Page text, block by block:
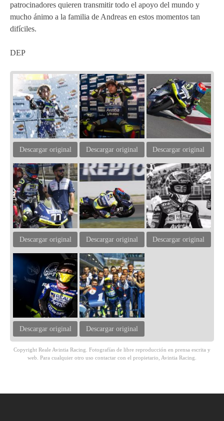
patrocinadores quieren transmitir todo el apoyo del mundo y
mucho ánimo a la familia de Andreas en estos momentos tan
difíciles.
DEP
Descargar original Descargar original Descargar original
Descargar original Descargar original Descargar original
Descargar original Descargar original
Copyright Reale Avintia Racing. Fotografías de libre reproducción en prensa escrita y
web. Para cualquier otro uso contactar con el propietario, Avintia Racing.